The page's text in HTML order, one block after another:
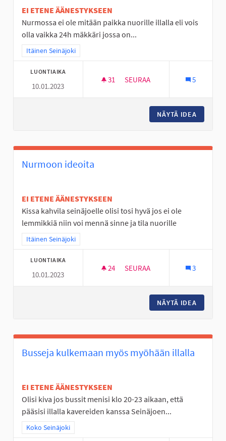
EI ETENE ÄÄNESTYKSEEN
Nurmossa ei ole mitään paikka nuorille illalla eli vois
olla vaikka 24h mäkkäri jossa on...
Rajaa tulokset teeman mukaan: Itäinen Seinäjoki
Itäinen Seinäjoki
LUONTIAIKA
10.01.2023
31 31 SEURAAJAA
SEURAA 5
NÄYTÄ IDEA
Nurmoon ideoita
EI ETENE ÄÄNESTYKSEEN
Kissa kahvila seinäjoelle olisi tosi hyvä jos ei ole
lemmikkiä niin voi mennä sinne ja tila nuorille
Rajaa tulokset teeman mukaan: Itäinen Seinäjoki
Itäinen Seinäjoki
LUONTIAIKA
10.01.2023
24 24 SEURAAJAA
SEURAA 3
NÄYTÄ IDEA
Busseja kulkemaan myös myöhään illalla
EI ETENE ÄÄNESTYKSEEN
Olisi kiva jos bussit menisi klo 20-23 aikaan, että
pääsisi illalla kavereiden kanssa Seinäjoen...
Rajaa tulokset teeman mukaan: Koko Seinäjoki
Koko Seinäjoki